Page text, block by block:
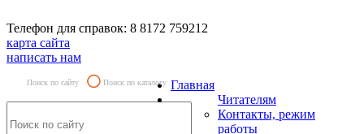
Телефон для справок: 8 8172 759212
карта сайта
написать нам
Поиск по сайту Поиск по каталогу Главная
Читателям
Контакты, режим
работы